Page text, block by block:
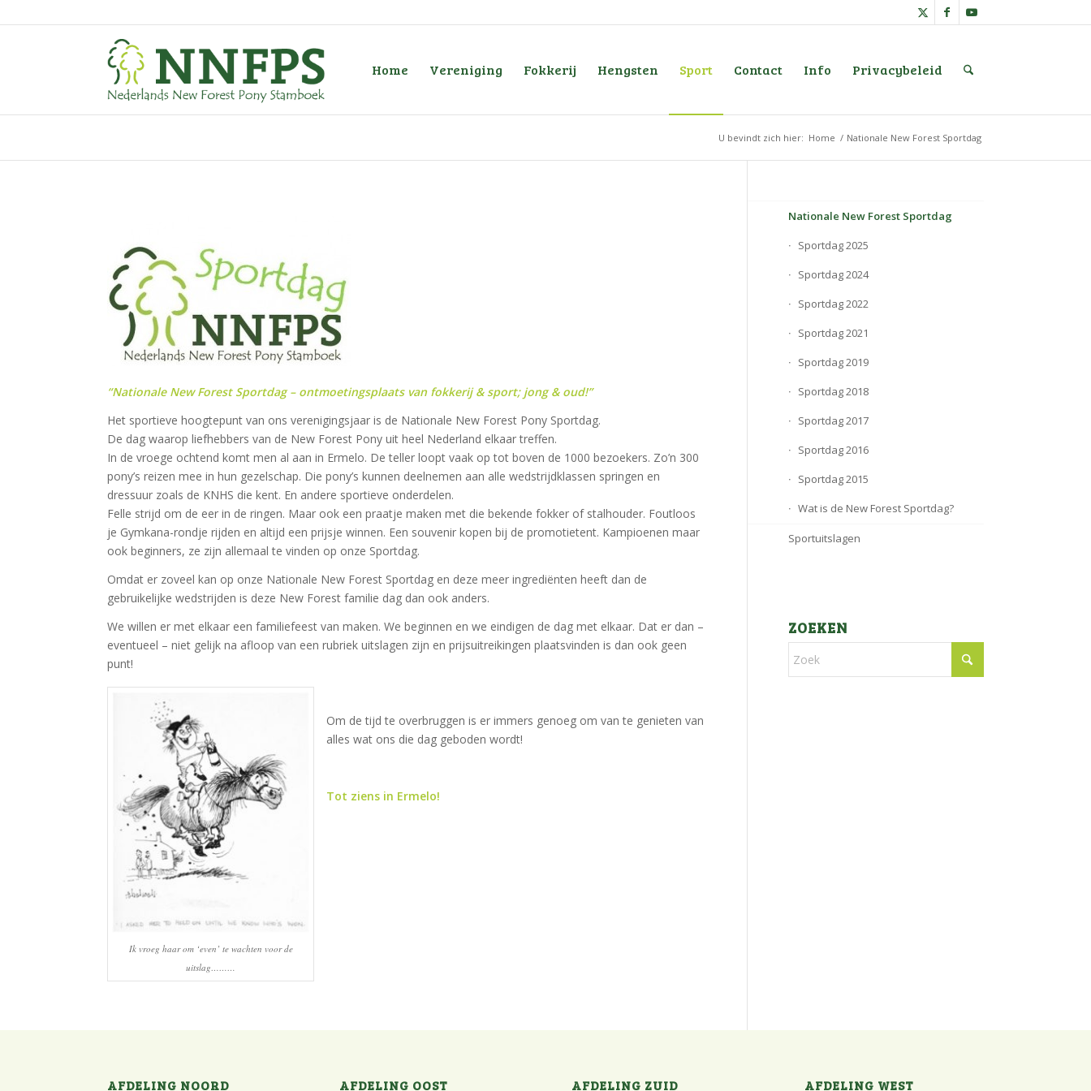
Home Vereniging Fokkerij Hengsten Sport Contact Info Privacybeleid
U bevindt zich hier: Home / Nationale New Forest Sportdag
“Nationale New Forest Sportdag – ontmoetingsplaats van fokkerij & sport; jong & oud!”
Het sportieve hoogtepunt van ons verenigingsjaar is de Nationale New Forest Pony Sportdag.
De dag waarop liefhebbers van de New Forest Pony uit heel Nederland elkaar treffen.
In de vroege ochtend komt men al aan in Ermelo. De teller loopt vaak op tot boven de 1000 bezoekers. Zo’n 300
pony’s reizen mee in hun gezelschap. Die pony’s kunnen deelnemen aan alle wedstrijdklassen springen en
dressuur zoals de KNHS die kent. En andere sportieve onderdelen.
Felle strijd om de eer in de ringen. Maar ook een praatje maken met die bekende fokker of stalhouder. Foutloos
je Gymkana-rondje rijden en altijd een prijsje winnen. Een souvenir kopen bij de promotietent. Kampioenen maar
ook beginners, ze zijn allemaal te vinden op onze Sportdag.
Omdat er zoveel kan op onze Nationale New Forest Sportdag en deze meer ingrediënten heeft dan de
gebruikelijke wedstrijden is deze New Forest familie dag dan ook anders.
We willen er met elkaar een familiefeest van maken. We beginnen en we eindigen de dag met elkaar. Dat er dan –
eventueel – niet gelijk na afloop van een rubriek uitslagen zijn en prijsuitreikingen plaatsvinden is dan ook geen
punt!
Ik vroeg haar om ‘even’ te wachten voor de
uitslag………
Om de tijd te overbruggen is er immers genoeg om van te genieten van
alles wat ons die dag geboden wordt!
Tot ziens in Ermelo!
Nationale New Forest Sportdag
Sportdag 2025
Sportdag 2024
Sportdag 2022
Sportdag 2021
Sportdag 2019
Sportdag 2018
Sportdag 2017
Sportdag 2016
Sportdag 2015
Wat is de New Forest Sportdag?
Sportuitslagen
ZOEKEN
AFDELING NOORD AFDELING OOST AFDELING ZUID AFDELING WEST